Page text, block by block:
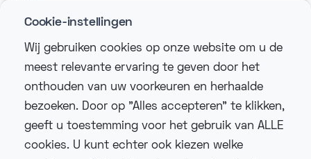
Cookie-instellingen
Wij gebruiken cookies op onze website om u de
meest relevante ervaring te geven door het
onthouden van uw voorkeuren en herhaalde
bezoeken. Door op "Alles accepteren" te klikken,
geeft u toestemming voor het gebruik van ALLE
cookies. U kunt echter ook kiezen welke
voip telefonie
ip telefonie slimme telefonie fonzer
ai telefonie remote werken
unified communications